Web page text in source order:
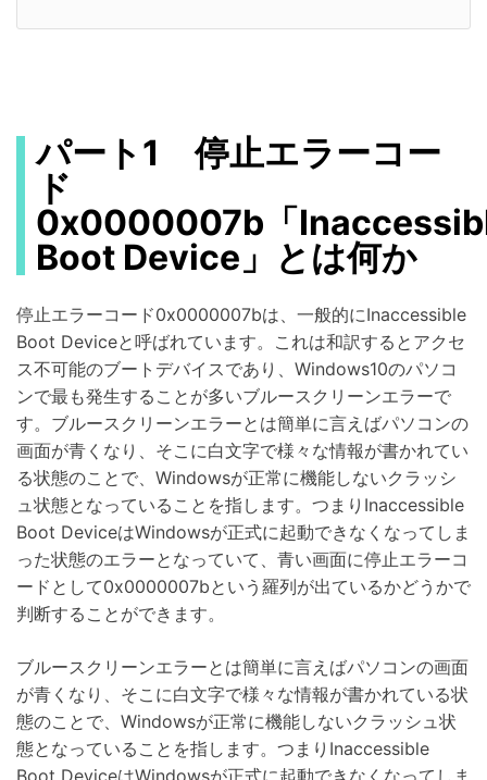
パート1 停止エラーコー
ド
0x0000007b「
Boot Device」とは何か
停止エラーコード0x0000007bは、一般的にInaccessible
Boot Deviceと呼ばれています。これは和訳するとアクセ
ス不可能のブートデバイスであり、Windows10のパソコ
ンで最も発生することが多いブルースクリーンエラーで
す。ブルースクリーンエラーとは簡単に言えばパソコンの
画面が青くなり、そこに白文字で様々な情報が書かれてい
る状態のことで、Windowsが正常に機能しないクラッシ
ュ状態となっていることを指します。つまりInaccessible
Boot DeviceはWindowsが正式に起動できなくなってしま
った状態のエラーとなっていて、青い画面に停止エラーコ
ードとして0x0000007bという羅列が出ているかどうかで
判断することができます。
ブルースクリーンエラーとは簡単に言えばパソコンの画面
が青くなり、そこに白文字で様々な情報が書かれている状
態のことで、Windowsが正常に機能しないクラッシュ状
態となっていることを指します。つまりInaccessible
Boot DeviceはWindowsが正式に起動できなくなってしま